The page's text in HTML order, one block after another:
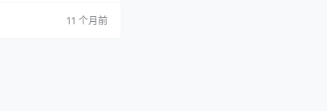
，非常的不错。 溪风视
11 个月前